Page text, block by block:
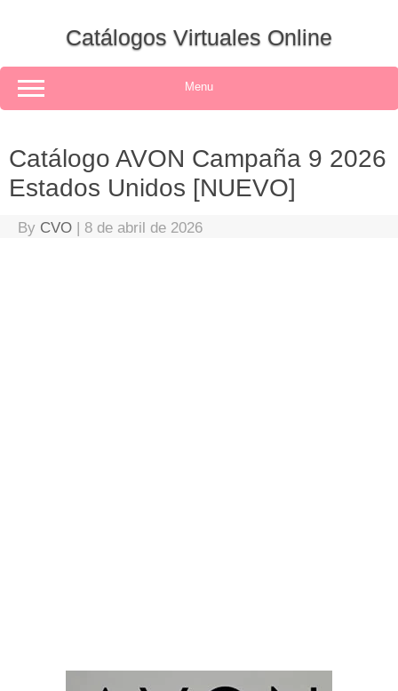
Catálogos Virtuales Online
Menu
Catálogo AVON Campaña 9 2026
Estados Unidos [NUEVO]
By CVO | 8 de abril de 2026